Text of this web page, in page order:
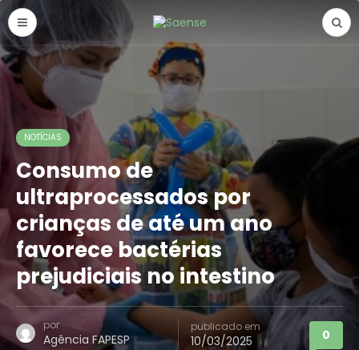
NOTÍCIAS
Consumo de
ultraprocessados por
crianças de até um ano
favorece bactérias
prejudiciais no intestino
por
Agência FAPESP
publicado em
10/03/2025 0